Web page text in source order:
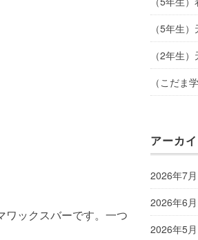
ワックスバーです。一つ
（5年生
（2年生
（こだま
アーカ
2026年7月
2026年6月
2026年5月